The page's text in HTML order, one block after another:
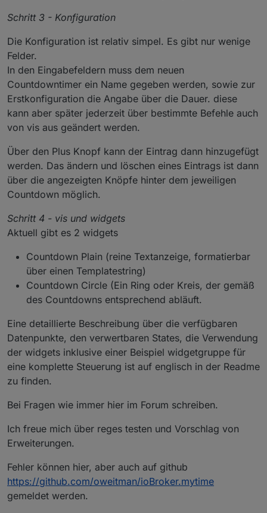
Schritt 3 - Konfiguration
Die Konfiguration ist relativ simpel. Es gibt nur wenige
Felder.
In den Eingabefeldern muss dem neuen
Countdowntimer ein Name gegeben werden, sowie zur
Erstkonfiguration die Angabe über die Dauer. diese
kann aber später jederzeit über bestimmte Befehle auch
von vis aus geändert werden.
Über den Plus Knopf kann der Eintrag dann hinzugefügt
werden. Das ändern und löschen eines Eintrags ist dann
über die angezeigten Knöpfe hinter dem jeweiligen
Countdown möglich.
Schritt 4 - vis und widgets
Aktuell gibt es 2 widgets
Countdown Plain (reine Textanzeige, formatierbar
über einen Templatestring)
Countdown Circle (Ein Ring oder Kreis, der gemäß
des Countdowns entsprechend abläuft.
Eine detaillierte Beschreibung über die verfügbaren
Datenpunkte, den verwertbaren States, die Verwendung
der widgets inklusive einer Beispiel widgetgruppe für
eine komplette Steuerung ist auf englisch in der Readme
zu finden.
Bei Fragen wie immer hier im Forum schreiben.
Ich freue mich über reges testen und Vorschlag von
Erweiterungen.
Fehler können hier, aber auch auf github
https://github.com/oweitman/ioBroker.mytime
gemeldet werden.